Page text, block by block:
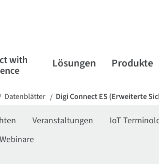
with Lösungen Produkte
Datenblätter / Digi Connect ES (Erweiterte
Veranstaltungen IoT
Webinare